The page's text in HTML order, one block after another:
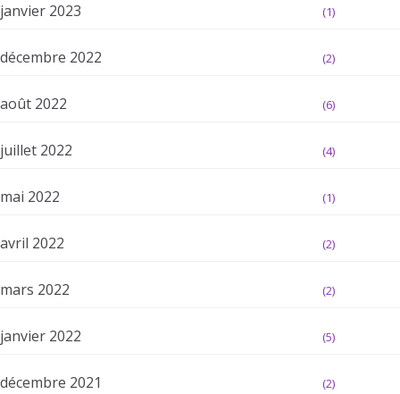
janvier 2023 (1)
décembre 2022 (2)
août 2022 (6)
juillet 2022 (4)
mai 2022 (1)
avril 2022 (2)
mars 2022 (2)
janvier 2022 (5)
décembre 2021 (2)